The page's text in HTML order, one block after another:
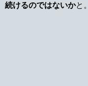
続けるのではないかと。